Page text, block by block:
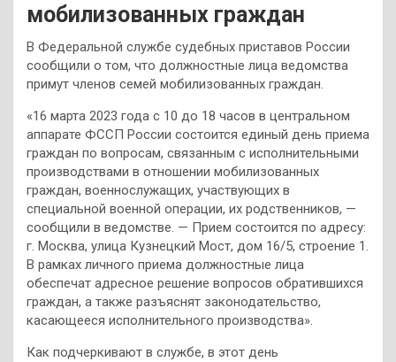
мобилизованных граждан
В Федеральной службе судебных приставов России
сообщили о том, что должностные лица ведомства
примут членов семей мобилизованных граждан.
«16 марта 2023 года с 10 до 18 часов в центральном
аппарате ФССП России состоится единый день приема
граждан по вопросам, связанным с исполнительными
производствами в отношении мобилизованных
граждан, военнослужащих, участвующих в
специальной военной операции, их родственников, —
сообщили в ведомстве. — Прием состоится по адресу:
г. Москва, улица Кузнецкий Мост, дом 16/5, строение 1.
В рамках личного приема должностные лица
обеспечат адресное решение вопросов обратившихся
граждан, а также разъяснят законодательство,
касающееся исполнительного производства».
Как подчеркивают в службе, в этот день